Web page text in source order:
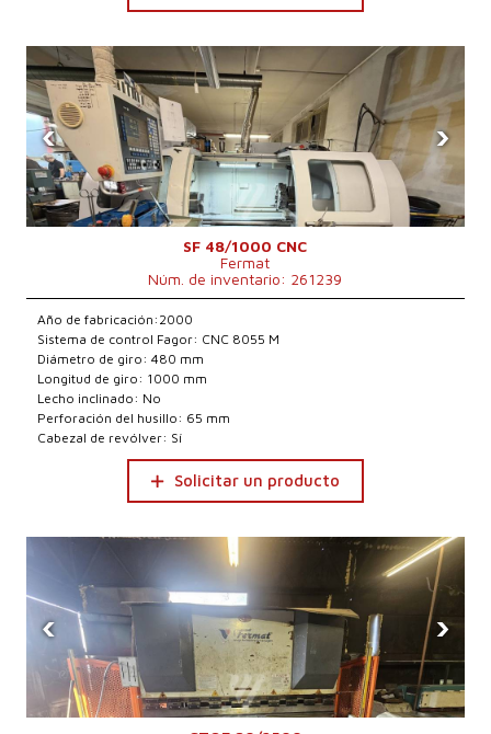
‹ ›
SF 48/1000 CNC
Fermat
Núm. de inventario: 261239
Año de fabricación:2000
Sistema de control Fagor: CNC 8055 M
Diámetro de giro: 480 mm
Longitud de giro: 1000 mm
Lecho inclinado: No
Perforación del husillo: 65 mm
Cabezal de revólver: Sí
Solicitar un producto
‹ ›